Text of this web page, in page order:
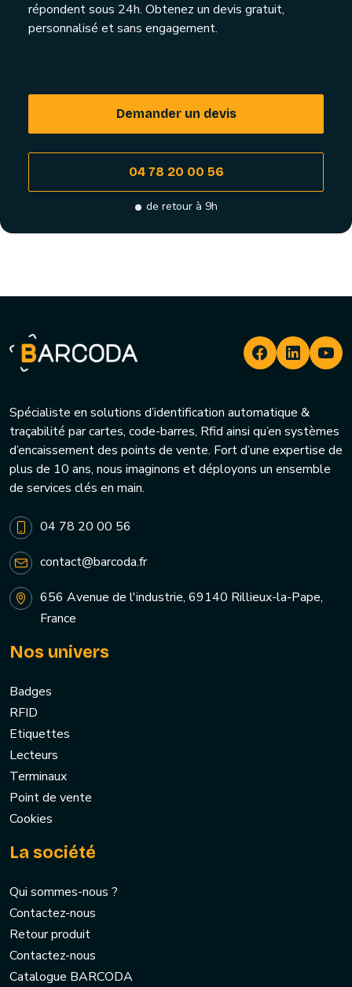
répondent sous 24h. Obtenez un devis gratuit,
personnalisé et sans engagement.
Demander un devis
04 78 20 00 56
de retour à 9h
Spécialiste en solutions d’identification automatique &
traçabilité par cartes, code-barres, Rfid ainsi qu’en systèmes
d’encaissement des points de vente. Fort d’une expertise de
plus de 10 ans, nous imaginons et déployons un ensemble
de services clés en main.
04 78 20 00 56
contact@barcoda.fr
656 Avenue de l'industrie, 69140 Rillieux-la-Pape,
France
Nos univers
Badges
RFID
Etiquettes
Lecteurs
Terminaux
Point de vente
Cookies
La société
Qui sommes-nous ?
Contactez-nous
Retour produit
Contactez-nous
Catalogue BARCODA